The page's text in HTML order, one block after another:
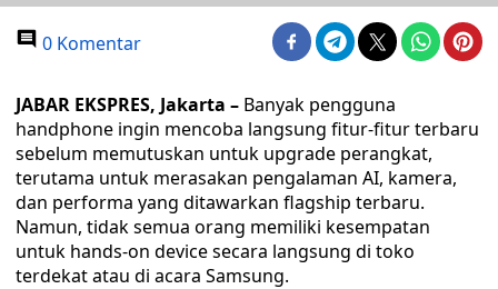
0 Komentar
JABAR EKSPRES, Jakarta – Banyak pengguna
handphone ingin mencoba langsung fitur-fitur terbaru
sebelum memutuskan untuk upgrade perangkat,
terutama untuk merasakan pengalaman AI, kamera,
dan performa yang ditawarkan flagship terbaru.
Namun, tidak semua orang memiliki kesempatan
untuk hands-on device secara langsung di toko
terdekat atau di acara Samsung.